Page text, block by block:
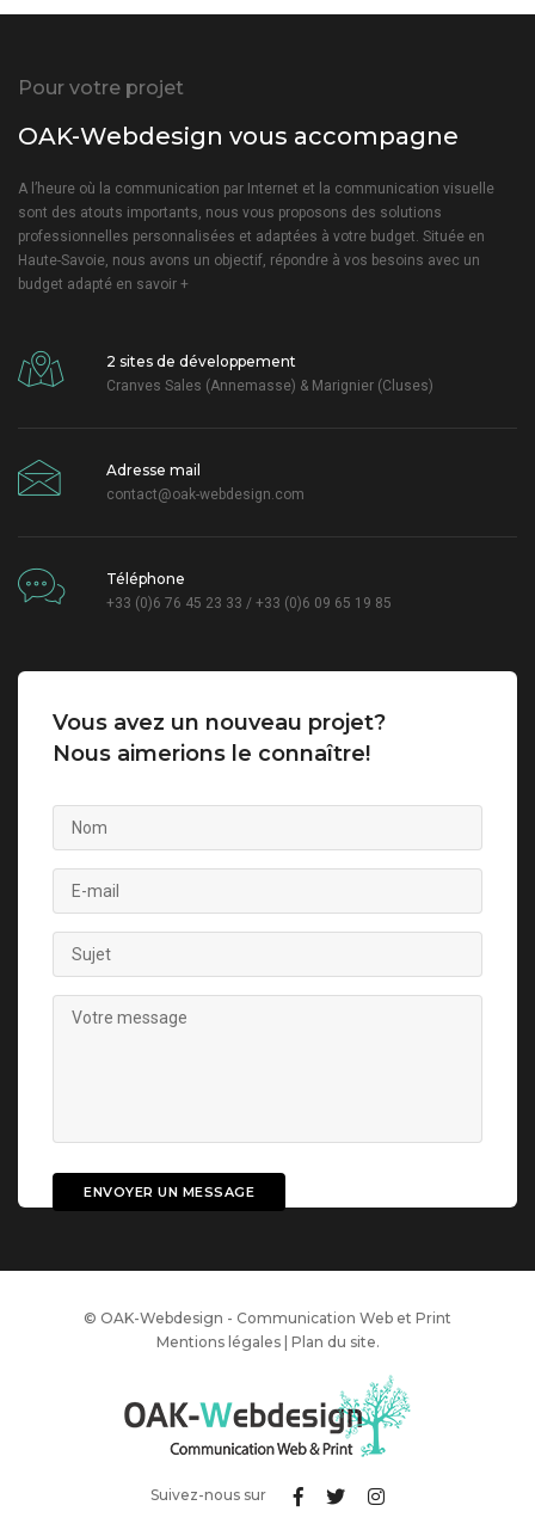
Pour votre projet
OAK-Webdesign vous accompagne
A l’heure où la communication par Internet et la communication visuelle
sont des atouts importants, nous vous proposons des solutions
professionnelles personnalisées et adaptées à votre budget. Située en
Haute-Savoie, nous avons un objectif, répondre à vos besoins avec un
budget adapté en savoir +
2 sites de développement
Cranves Sales (Annemasse) & Marignier (Cluses)
Adresse mail
contact@oak-webdesign.com
Téléphone
+33 (0)6 76 45 23 33 / +33 (0)6 09 65 19 85
Vous avez un nouveau projet?
Nous aimerions le connaître!
© OAK-Webdesign - Communication Web et Print
Mentions légales| Plan du site.
Suivez-nous sur